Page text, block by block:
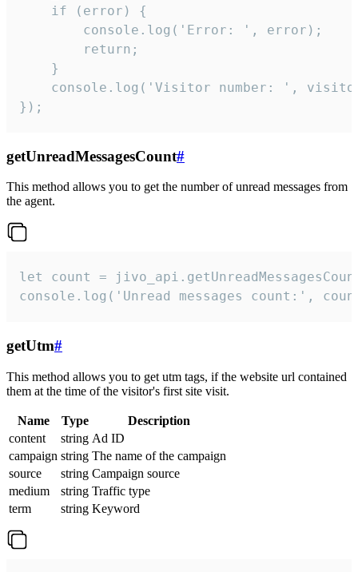
    if (error) {
        console.log('Error: ', error);
        return;
    }
console.log('Visitor number: ',
});
getUnreadMessagesCount#
This method allows you to get the number of unread messages from
the agent.
let count =
console.log('Unread messages count:',
getUtm#
This method allows you to get utm tags, if the website url contained
them at the time of the visitor's first site visit.
Name Type
Description
content
string Ad ID
campaign string The name of the campaign
source
string Campaign source
medium
string Traffic type
term
string Keyword